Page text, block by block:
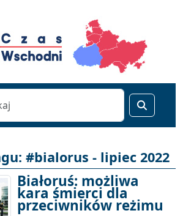
#bialorus - lipiec 2022
Białoruś: możliwa
kara śmierci dla
przeciwników reżimu